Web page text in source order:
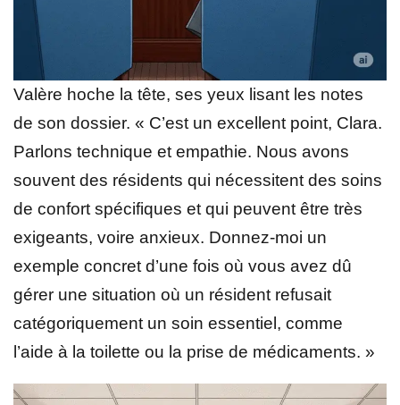
Valère hoche la tête, ses yeux lisant les notes
de son dossier. « C’est un excellent point, Clara.
Parlons technique et empathie. Nous avons
souvent des résidents qui nécessitent des soins
de confort spécifiques et qui peuvent être très
exigeants, voire anxieux. Donnez-moi un
exemple concret d’une fois où vous avez dû
gérer une situation où un résident refusait
catégoriquement un soin essentiel, comme
l’aide à la toilette ou la prise de médicaments. »